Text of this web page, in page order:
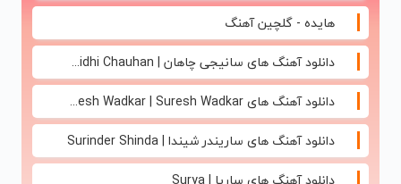
هایده - گلچین آهنگ
دانلود آهنگ های سانیجی چاهان | Sunidhi Chauhan
دانلود آهنگ های Suresh Wadkar | Suresh Wadkar
دانلود آهنگ های ساریندر شیندا | Surinder Shinda